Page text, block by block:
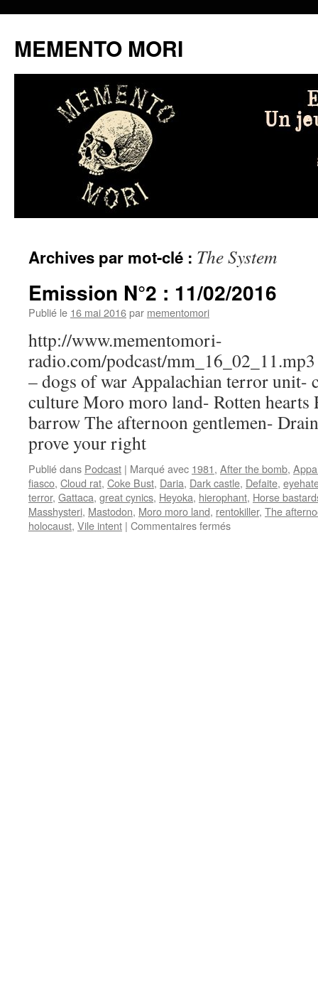
MEMENTO MORI
au
contenu
Archives par mot-clé : The System
Emission N°2 : 11/02/2016
Publié le 16 mai 2016par mementomori
http://www.mementomori-
radio.com/podcast/
– dogs of war Appalachian terror unit-
culture Moro moro land- Rotten
barrow The afternoon gentlemen-
prove your right
Publié dans Podcast | Marqué avec 1981, After the bomb,
fiasco, Cloud rat, Coke Bust, Daria, Dark castle, Defaite,
terror, Gattaca, great cynics, Heyoka, hierophant, Horse
Masshysteri, Mastodon, Moro moro land, rentokiller, The
holocaust, Vile intent | Commentaires ferméssur